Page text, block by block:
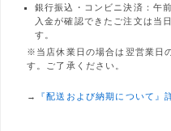
銀行振込・コンビニ決済：午
入金が確認できたご注文は当
す。
※当店休業日の場合は翌営業日
す。ご了承ください。
→ 『配送および納期について』